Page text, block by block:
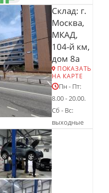
Склад: г.
Москва,
МКАД,
104-й км,
дом 8а
ПОКАЗАТЬ
НА КАРТЕ
Пн - Пт:
8.00 - 20.00.
Сб - Вс:
выходные